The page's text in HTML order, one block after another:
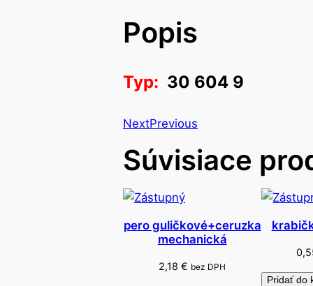
Popis
Typ: 30 604 9
NextPrevious
Súvisiace
pero guličkové+ceruzka
mechanická
2,18€ bez DPH
Pridať do